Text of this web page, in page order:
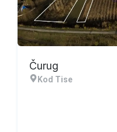
Ekskluzivna ponuda
Čurug
Kod Tise